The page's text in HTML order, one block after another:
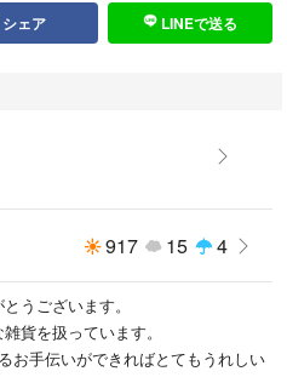
シェア LINEで送る
917 15 4
うございます。
貨を扱っています。
お手伝いができればとてもうれしい